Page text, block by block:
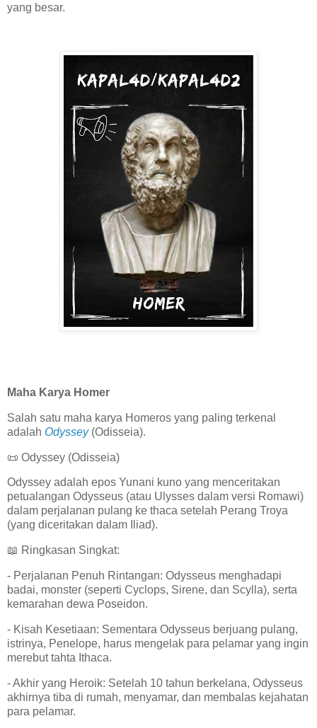
yang besar.
Maha Karya Homer
Salah satu maha karya Homeros yang paling terkenal
adalah Odyssey (Odisseia).
📜 Odyssey (Odisseia)
Odyssey adalah epos Yunani kuno yang menceritakan
petualangan Odysseus (atau Ulysses dalam versi Romawi)
dalam perjalanan pulang ke thaca setelah Perang Troya
(yang diceritakan dalam Iliad).
📖 Ringkasan Singkat:
- Perjalanan Penuh Rintangan: Odysseus menghadapi
badai, monster (seperti Cyclops, Sirene, dan Scylla), serta
kemarahan dewa Poseidon.
- Kisah Kesetiaan: Sementara Odysseus berjuang pulang,
istrinya, Penelope, harus mengelak para pelamar yang ingin
merebut tahta Ithaca.
- Akhir yang Heroik: Setelah 10 tahun berkelana, Odysseus
akhirnya tiba di rumah, menyamar, dan membalas kejahatan
para pelamar.